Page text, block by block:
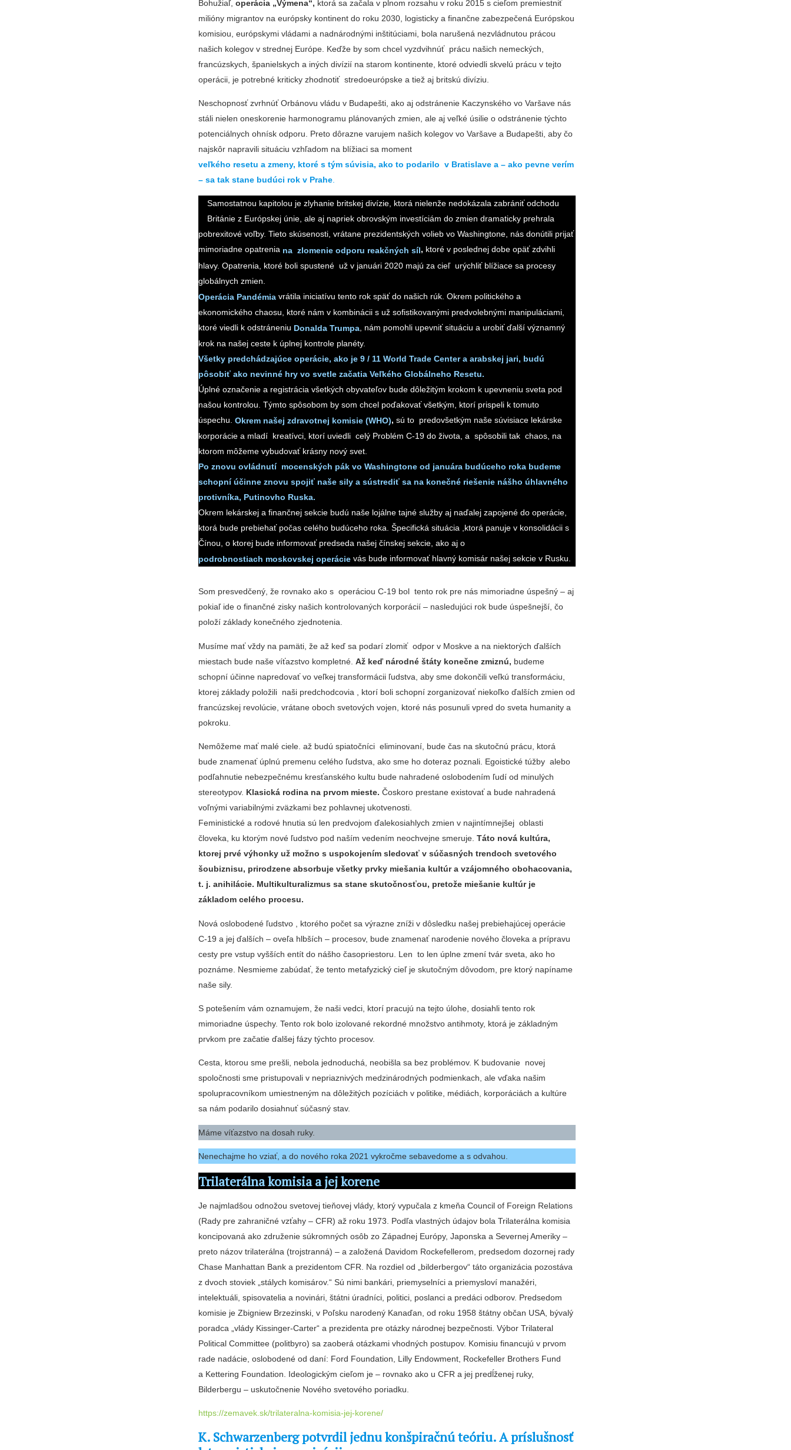
Bohužiaľ,operácia „Výmena“, ktorá sa začala v plnom rozsahu v roku 2015 s cieľom premiestniť
milióny migrantov na európsky kontinent do roku 2030, logisticky a finančne zabezpečená Európskou
komisiou, európskymi vládami a nadnárodnými inštitúciami, bola narušená nezvládnutou prácou
našich kolegov v strednej Európe. Keďže by som chcel vyzdvihnúť prácu našich nemeckých,
francúzskych, španielskych a iných divízií na starom kontinente, ktoré odviedli skvelú prácu v tejto
operácii, je potrebné kriticky zhodnotiť stredoeurópske a tiež aj britskú divíziu.
Neschopnosť zvrhnúť Orbánovu vládu v Budapešti, ako aj odstránenie Kaczynského vo Varšave nás
stáli nielen oneskorenie harmonogramu plánovaných zmien, ale aj veľké úsilie o odstránenie týchto
potenciálnych ohnísk odporu. Preto dôrazne varujem našich kolegov vo Varšave a Budapešti, aby čo
najskôr napravili situáciu vzhľadom na blížiaci sa moment
veľkého resetu a zmeny, ktoré s tým súvisia, ako to podarilo v Bratislave a – ako pevne verím
– sa tak stane budúci rok v Prahe
Samostatnou kapitolou je zlyhanie britskej divízie, ktorá nielenže nedokázala zabrániť odchodu
Británie z Európskej únie, ale aj napriek obrovským investíciám do zmien dramaticky prehrala
pobrexitové voľby. Tieto skúsenosti, vrátane prezidentských volieb vo Washingtone, nás donútili prijať
mimoriadne opatrenia na zlomenie odporu reakčných síl, ktoré v poslednej dobe opäť zdvihli
hlavy. Opatrenia, ktoré boli spustené už v januári 2020 majú za cieľ urýchliť blížiace sa procesy
globálnych zmien.
Operácia Pandémia vrátila iniciatívu tento rok späť do našich rúk. Okrem politického a
ekonomického chaosu, ktoré nám v kombinácii s už sofistikovanými predvolebnými manipuláciami,
ktoré viedli k odstráneniu Donalda Trumpa , nám pomohli upevniť situáciu a urobiť ďalší významný
krok na našej ceste k úplnej kontrole planéty.
Všetky predchádzajúce operácie, ako je 9 / 11 World Trade Center a arabskej jari, budú
pôsobiť ako nevinné hry vo svetle začatia Veľkého Globálneho Resetu.
Úplné označenie a registrácia všetkých obyvateľov bude dôležitým krokom k upevneniu sveta pod
našou kontrolou. Týmto spôsobom by som chcel poďakovať všetkým, ktorí prispeli k tomuto
úspechu. Okrem našej zdravotnej komisie (WHO), sú to predovšetkým naše súvisiace lekárske
korporácie a mladí kreatívci, ktorí uviedli celý Problém C-19 do života, a spôsobili tak chaos, na
ktorom môžeme vybudovať krásny nový svet.
Po znovu ovládnutí mocenských pák vo Washingtone od januára budúceho roka budeme
schopní účinne znovu spojiť naše sily a sústrediť sa na konečné riešenie nášho úhlavného
protivníka, Putinovho Ruska.
Okrem lekárskej a finančnej sekcie budú naše lojálne tajné služby aj naďalej zapojené do operácie,
ktorá bude prebiehať počas celého budúceho roka. Špecifická situácia ,ktorá panuje v konsolidácii s
Čínou, o ktorej bude informovať predseda našej čínskej sekcie, ako aj o
podrobnostiach moskovskej operácie vás bude informovať hlavný komisár našej sekcie v Rusku.
Som presvedčený, že rovnako ako s operáciou C-19 bol tento rok pre nás mimoriadne úspešný – aj
pokiaľ ide o finančné zisky našich kontrolovaných korporácií – nasledujúci rok bude úspešnejší, čo
položí základy konečného zjednotenia.
Musíme mať vždy na pamäti, že až keď sa podarí zlomiť odpor v Moskve a na niektorých ďalších
miestach bude naše víťazstvo kompletné.Až keď národné štáty konečne zmiznú, budeme
schopní účinne napredovať vo veľkej transformácii ľudstva, aby sme dokončili veľkú transformáciu,
ktorej základy položili naši predchodcovia , ktorí boli schopní zorganizovať niekoľko ďalších zmien od
francúzskej revolúcie, vrátane oboch svetových vojen, ktoré nás posunuli vpred do sveta humanity a
pokroku.
Nemôžeme mať malé ciele. až budú spiatočníci eliminovaní, bude čas na skutočnú prácu, ktorá
bude znamenať úplnú premenu celého ľudstva, ako sme ho doteraz poznali. Egoistické túžby alebo
podľahnutie nebezpečnému kresťanského kultu bude nahradené oslobodením ľudí od minulých
stereotypov. Klasická rodina na prvom mieste. Čoskoro prestane existovať a bude nahradená
voľnými variabilnými zväzkami bez pohlavnej ukotvenosti.
Feministické a rodové hnutia sú len predvojom ďalekosiahlych zmien v najintímnejšej oblasti
človeka, ku ktorým nové ľudstvo pod naším vedením neochvejne smeruje. Táto nová kultúra,
ktorej prvé výhonky už možno s uspokojením sledovať v súčasných trendoch svetového
šoubiznisu, prirodzene absorbuje všetky prvky miešania kultúr a vzájomného obohacovania,
t. j. anihilácie. Multikulturalizmus sa stane skutočnosťou, pretože miešanie kultúr je
základom celého procesu.
Nová oslobodené ľudstvo , ktorého počet sa výrazne zníži v dôsledku našej prebiehajúcej operácie
C-19 a jej ďalších – oveľa hlbších – procesov, bude znamenať narodenie nového človeka a prípravu
cesty pre vstup vyšších entít do nášho časopriestoru. Len to len úplne zmení tvár sveta, ako ho
poznáme. Nesmieme zabúdať, že tento metafyzický cieľ je skutočným dôvodom, pre ktorý napíname
naše sily.
S potešením vám oznamujem, že naši vedci, ktorí pracujú na tejto úlohe, dosiahli tento rok
mimoriadne úspechy. Tento rok bolo izolované rekordné množstvo antihmoty, ktorá je základným
prvkom pre začatie ďalšej fázy týchto procesov.
Cesta, ktorou sme prešli, nebola jednoduchá, neobišla sa bez problémov. K budovanie novej
spoločnosti sme pristupovali v nepriaznivých medzinárodných podmienkach, ale vďaka našim
spolupracovníkom umiestneným na dôležitých pozíciách v politike, médiách, korporáciách a kultúre
sa nám podarilo dosiahnuť súčasný stav.
Máme víťazstvo na dosah ruky.
Nenechajme ho vziať, a do nového roka 2021 vykročme sebavedome a s odvahou.
Trilaterálna komisia a jej korene
Je najmladšou odnožou svetovej tieňovej vlády, ktorý vypučala z kmeňa Council of Foreign Relations
(Rady pre zahraničné vzťahy – CFR) až roku 1973. Podľa vlastných údajov bola Trilaterálna komisia
koncipovaná ako združenie súkromných osôb zo Západnej Európy, Japonska a Severnej Ameriky –
preto názov trilaterálna (trojstranná) – a založená Davidom Rockefellerom, predsedom dozornej rady
Chase Manhattan Bank a prezidentom CFR. Na rozdiel od „bilderbergov“ táto organizácia pozostáva
z dvoch stoviek „stálych komisárov.“ Sú nimi bankári, priemyselníci a priemysloví manažéri,
intelektuáli, spisovatelia a novinári, štátni úradníci, politici, poslanci a predáci odborov. Predsedom
komisie je Zbigniew Brzezinski, v Poľsku narodený Kanaďan, od roku 1958 štátny občan USA, bývalý
poradca „vlády Kissinger-Carter“ a prezidenta pre otázky národnej bezpečnosti. Výbor Trilateral
Political Committee (politbyro) sa zaoberá otázkami vhodných postupov. Komisiu financujú v prvom
rade nadácie, oslobodené od daní: Ford Foundation, Lilly Endowment, Rockefeller Brothers Fund
a Kettering Foundation. Ideologickým cieľom je – rovnako ako u CFR a jej predĺženej ruky,
Bilderbergu – uskutočnenie Nového svetového poriadku.
https://zemavek.sk/trilateralna-komisia-jej-korene/
K. Schwarzenberg potvrdil jednu konšpiračnú teóriu. A príslušnosť